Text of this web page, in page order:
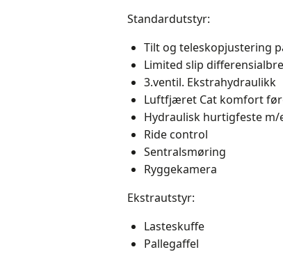
Standardutstyr:
Tilt og teleskopjustering
Limited slip
3.ventil. Ekstrahydraulikk
Luftfjæret Cat komfort
Hydraulisk hurtigfeste m/
Ride control
Sentralsmøring
Ryggekamera
Ekstrautstyr:
Lasteskuffe
Pallegaffel